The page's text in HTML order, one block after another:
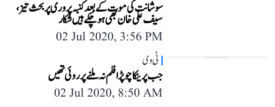
سوشانت کی موت کے بعد کنبہ پروری پر بحث تیز،
سیف علی خان بھی ہو چکے ہیں شکار
02 Jul 2020, 3:56 PM
ٹی وی
جب پرینکا چوپڑا فلم نہ ملنے پر روئی تھیں
02 Jul 2020, 8:50 AM